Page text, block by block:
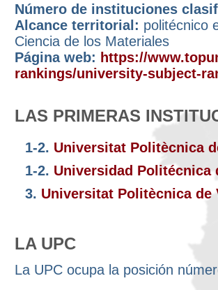
Número de instituciones
Alcance territorial: politécnico
Ciencia de los Materiales
Página web: https://
rankings/university-subject-
LAS PRIMERAS
1-2. Universitat Politècnica
1-2. Universidad Politécnica
3. Universitat Politècnica de
LA UPC
La UPC ocupa la posición